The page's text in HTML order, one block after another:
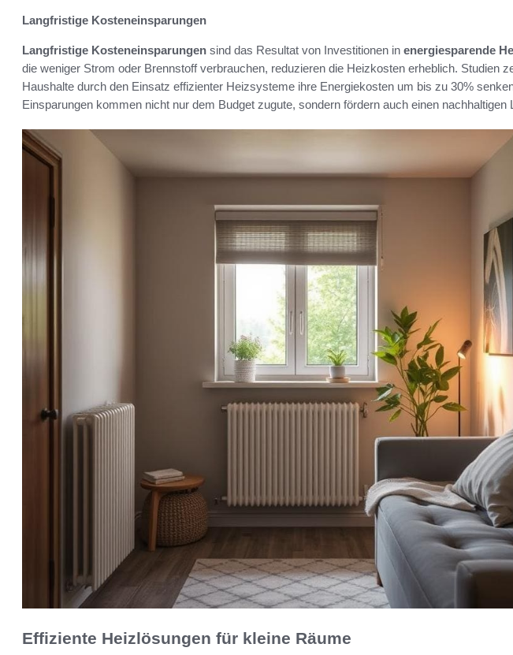
Langfristige Kosteneinsparungen
Langfristige Kosteneinsparungen sind das Resultat von Investitionen in energiesparende
die weniger Strom oder Brennstoff verbrauchen, reduzieren die Heizkosten erheblich. Studien
Haushalte durch den Einsatz effizienter Heizsysteme ihre Energiekosten um bis zu 30%
Einsparungen kommen nicht nur dem Budget zugute, sondern fördern auch einen nachhaltigen
Effiziente Heizlösungen für kleine Räume